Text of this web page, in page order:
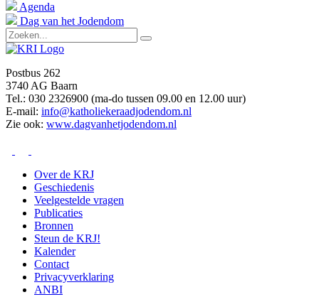
Agenda
Dag van het Jodendom
Postbus 262
3740 AG Baarn
Tel.: 030 2326900 (ma-do tussen 09.00 en 12.00 uur)
E-mail: info@katholiekeraadjodendom.nl
Zie ook: www.dagvanhetjodendom.nl
Over de KRJ
Geschiedenis
Veelgestelde vragen
Publicaties
Bronnen
Steun de KRJ!
Kalender
Contact
Privacyverklaring
ANBI